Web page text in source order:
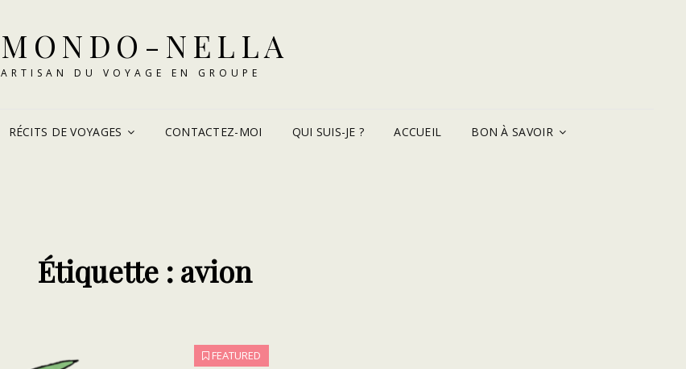
MONDO-NELLA
ARTISAN DU VOYAGE EN GROUPE
RÉCITS DE VOYAGES CONTACTEZ-MOI QUI SUIS-JE ? ACCUEIL BON À SAVOIR
Étiquette : avion
FEATURED